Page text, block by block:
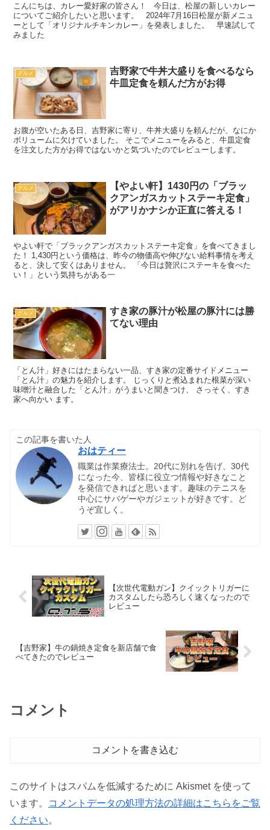
こんにちは、カレー愛好家の皆さん！ 今日は、松屋の新しいカレー
についてご紹介したいと思います。 2024年7月16日松屋が新メニュ
ーとして「オリジナルチキンカレー」を発表しました。 早速試して
みました
グルメ
吉野家で牛丼大盛りを食べるなら
牛皿定食を頼んだ方がお得
お腹が空いたある日、吉野家に寄り、牛丼大盛りを頼んだが、なにか
ボリュームに欠けていました。 そこでメニューをみると、牛皿定食
を注文した方がお得ではないかと気づいたのでレビューします。
グルメ
【やよい軒】1430円の「ブラッ
クアンガスカットステーキ定食」
がアリかナシか正直に答える！
やよい軒で「ブラックアンガスカットステーキ定食」を食べてきまし
た！ 1,430円という価格は、昨今の物価高や伸びない給料事情を考え
ると、決して安くはありません。 「今日は贅沢にステーキを食べた
い！」という気持ちがある一
グルメ
すき家の豚汁が松屋の豚汁には勝
てない理由
「とん汁」好きにはたまらない一品、すき家の定番サイドメニュー
「とん汁」の魅力を紹介します。 じっくりと煮込まれた根菜が深い
味噌汁と融合した「とん汁」がうまいと聞きつけ、 さっそく、すき
家へ向かい ます。
この記事を書いた人
おはティー
職業は作業療法士。20代に別れを告げ、30代
になった今、皆様に役立つ情報や好きなこと
を発信できればと思います。趣味のテニスを
中心にサバゲーやガジェットが好きです。ど
うぞ宜しく。
【次世代電動ガン】クイックトリガーに
カスタムしたら恐ろしく速くなったので
レビュー
【吉野家】牛の鍋焼き定食を新店舗で食
べてきたのでレビュー
コメント
コメントを書き込む
このサイトはスパムを低減するために Akismet を使って
います。
コメントデータの処理方法の詳細はこちらをご覧
ください。